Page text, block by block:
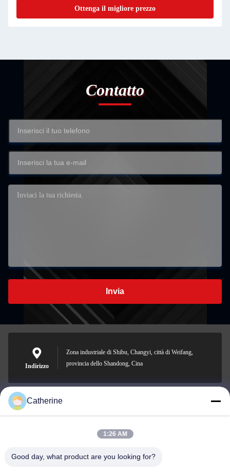
Ottenga il migliore prezzo
Contatto
Invia
Indirizzo
Zona industriale di Shibu, Changyi, città di Weifang,
provincia dello Shandong, Cina
padraic@huayumachine.cn
Catherine
1:26 AM
Good day, what product are you looking for?